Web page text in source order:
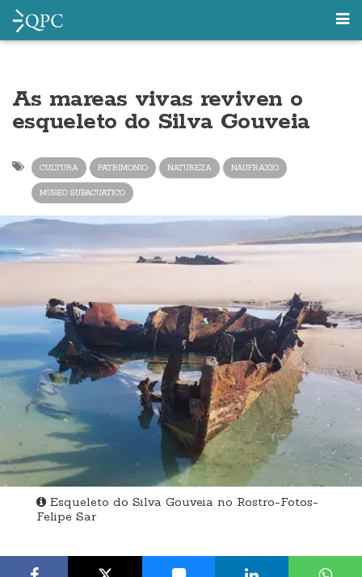
As mareas vivas reviven o
esqueleto do Silva Gouveia
CULTURA PATRIMONIO NATUREZA NAUFRAXIO
MUSEO SUBACUATICO
Esqueleto do Silva Gouveia no Rostro-Fotos-
Felipe Sar